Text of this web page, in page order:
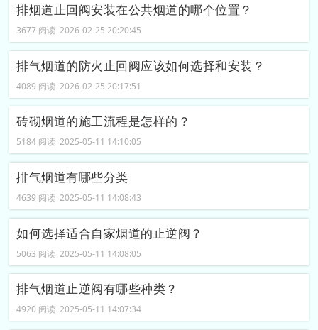
排烟道止回阀安装在公共烟道的哪个位置？
3677 阅读 2026-02-25 20:20:45
排气烟道的防火止回阀应该如何选择和安装？
4089 阅读 2026-02-25 20:17:51
砖砌烟道的施工流程是怎样的？
5184 阅读 2025-05-11 14:10:05
排气烟道有哪些分类
4639 阅读 2025-05-11 14:08:43
如何选择适合自家烟道的止逆阀？
5063 阅读 2025-05-11 14:08:05
排气烟道止逆阀有哪些种类？
4920 阅读 2025-05-11 14:07:34